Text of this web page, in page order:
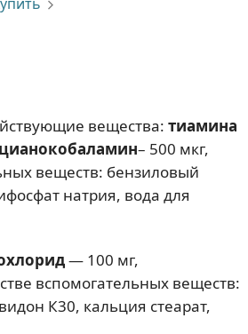
вещества: тиамина
цианокобаламин– 500 мкг,
веществ: бензиловый
натрия, вода для
— 100 мг,
вспомогательных веществ:
К30, кальция стеарат,